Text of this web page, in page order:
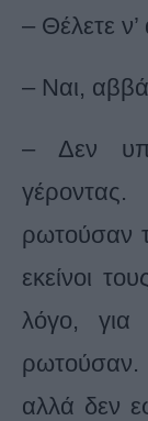
– Θέλετε
– Ναι,
– Δεν
ρωτούσαν
εκείνοι
λόγο, για
αλλά δεν